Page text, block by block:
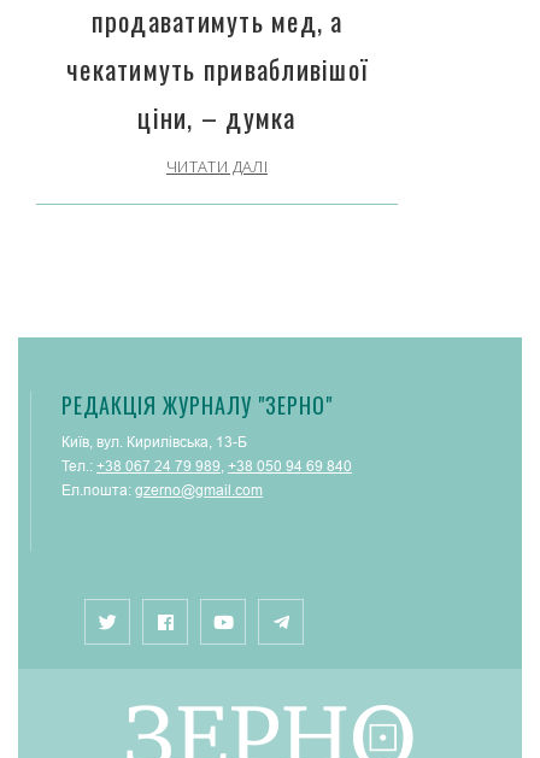
продаватимуть мед, а
чекатимуть привабливішої
ціни, – думка
ЧИТАТИ ДАЛІ
РЕДАКЦІЯ ЖУРНАЛУ "ЗЕРНО"
Київ, вул. Кирилівська, 13-Б
Тел.: +38 067 24 79 989, +38 050 94 69 840
Ел.пошта: gzerno@gmail.com